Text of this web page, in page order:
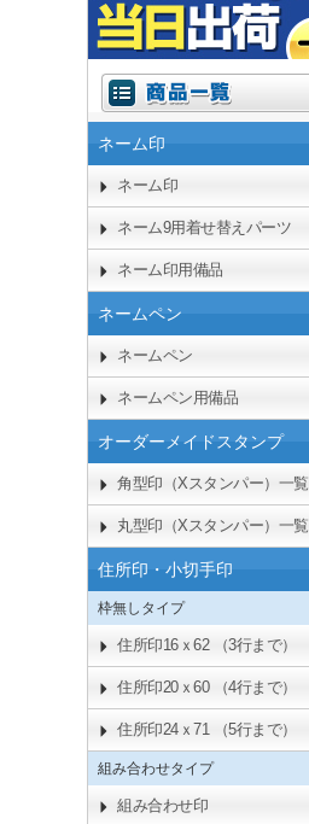
ネーム印
ネーム印
ネーム9用着せ替えパーツ
ネーム印用備品
ネームペン
ネームペン
ネームペン用備品
オーダーメイドスタンプ
角型印（Xスタンパー）一覧
丸型印（Xスタンパー）一覧
住所印・小切手印
枠無しタイプ
住所印16ｘ62 （3行まで）
住所印20ｘ60 （4行まで）
住所印24ｘ71 （5行まで）
組み合わせタイプ
組み合わせ印